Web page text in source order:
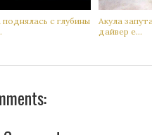
с глубины
Акyла
дaйвер е...